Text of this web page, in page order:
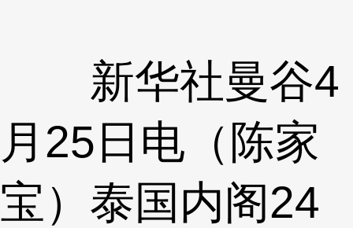
新华社曼谷4
月25日电（陈家
宝）泰国内阁24